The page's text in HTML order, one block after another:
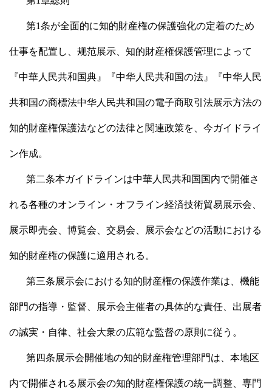
第1条が全面的に知的財産権の保護強化の定着のため
仕事を配置し、规范展示、知的財産権保護管理によって
『中華人民共和国典』『中华人民共和国の法』『中华人民
共和国の商標法中华人民共和国の電子商取引法展示方法の
知的財産権保護法などの法律と関連政策を、今ガイドライ
ン作成。
第二条本ガイドラインは中華人民共和国国内で開催さ
れる各種のオンライン・オフライン経済技術貿易展示会、
展示即売会、博覧会、交易会、展示会などの活動における
知的財産権の保護に適用される。
第三条展示会における知的財産権の保護作業は、機能
部門の指導・監督、展示会主催者の具体的な責任、出展者
の誠実・自律、社会大衆の広範な監督の原則に従う。
第四条展示会開催地の知的財産権管理部門は、本地区
内で開催される展示会の知的財産権保護の統一調整、専門